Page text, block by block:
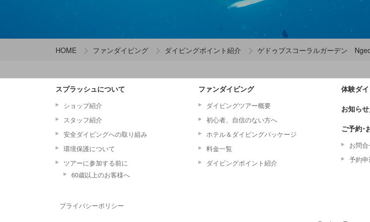
HOME ファンダイビング ダイビングポイント紹介 ゲドゥブスコーラルガーデン
スプラッシュについて
ショップ紹介
スタッフ紹介
安全ダイビングへの取り組み
環境保護について
ツアーに参加する前に
60歳以上のお客様へ
ファンダイビング
ダイビングツアー概要
初心者、自信のない方へ
ホテル＆ダイビングパッケージ
料金一覧
ダイビングポイント紹介
体験ダ
お知ら
ご予約･
お問
予約
プライバシーポリシー